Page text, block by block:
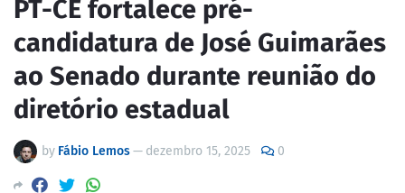
PT-CE fortalece pré-
candidatura de José Guimarães
ao Senado durante reunião do
diretório estadual
by Fábio Lemos— dezembro 15, 2025 0